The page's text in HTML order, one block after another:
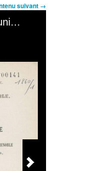
suivant →